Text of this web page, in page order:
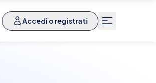
Accedi o registrati